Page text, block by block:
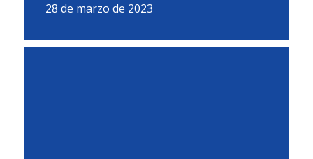
28 de marzo de 2023